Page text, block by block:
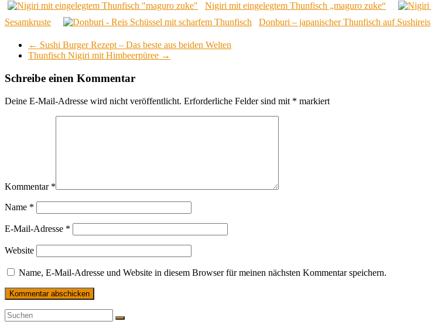
Nigiri mit eingelegtem Thunfisch „maguro zuke“
Sesamkruste
Donburi – japanischer Thunfisch auf Sushireis
← Sushi Burger Rezept – Das beste aus beiden Welten
Thunfisch Nigiri mit Himbeerpüree →
Schreibe einen Kommentar
Deine E-Mail-Adresse wird nicht veröffentlicht. Erforderliche Felder sind mit * markiert
Kommentar *
Name *
E-Mail-Adresse *
Website
Name, E-Mail-Adresse und Website in diesem Browser für meinen nächsten Kommentar speichern.